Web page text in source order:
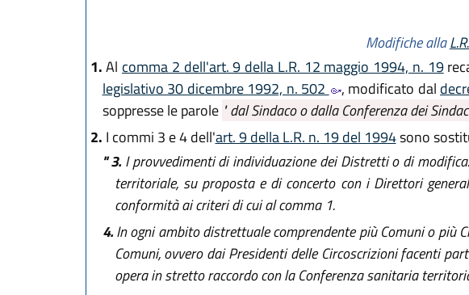
Modifiche alla
1.Al comma 2 dell'art. 9 della L.R. 12 maggio 1994, n. 19
legislativo 30 dicembre 1992, n. 502
, modificato dal
soppresse le parole " dal Sindaco o dalla Conferenza dei
2. I commi 3 e 4 dell'art. 9 della L.R. n. 19 del 1994sono
" 3.I provvedimenti di individuazione dei Distretti o di
territoriale, su proposta e di concerto con i Direttori
conformità ai criteri di cui al comma 1.
4.In ogni ambito distrettuale comprendente più Comuni o più
Comuni, ovvero dai Presidenti delle Circoscrizioni facenti
opera in stretto raccordo con la Conferenza sanitaria